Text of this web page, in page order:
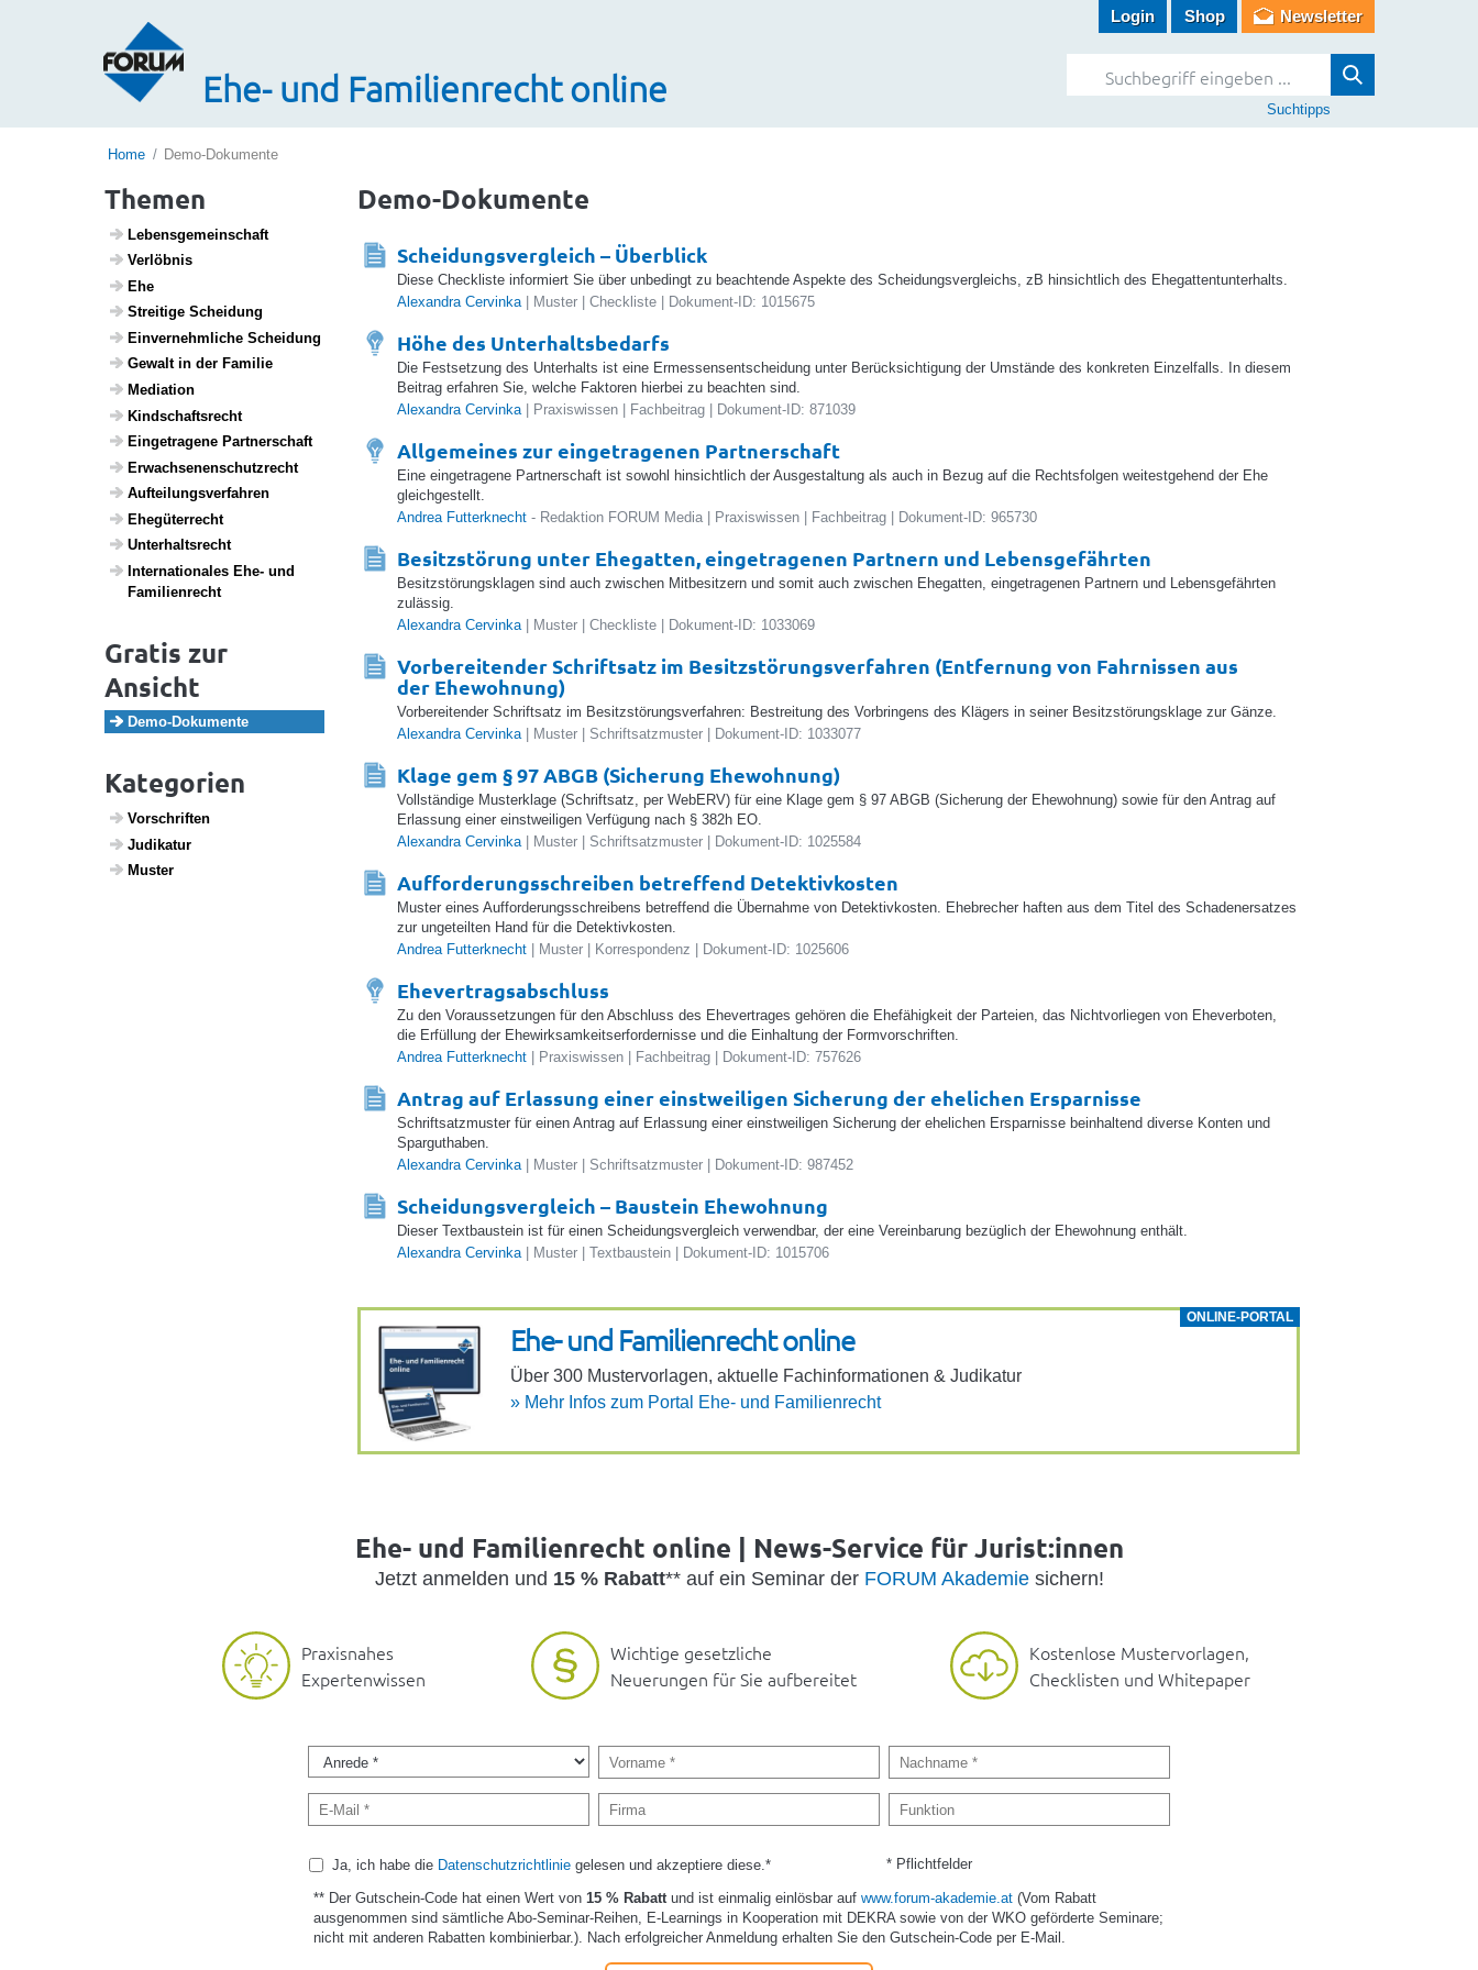
Ehe- und Familienrecht online
Login Shop Newsletter
Suchtipps
Home Demo-Dokumente
Themen
Lebens­ge­mein­schaft
Verlöbnis
Ehe
Strei­tige Schei­dung
Einver­nehm­liche Schei­dung
Gewalt in der Familie
Media­tion
Kind­s­chafts­recht
Einge­tra­gene Part­ner­schaft
Erwach­se­nen­schutz­recht
Auftei­lungs­ver­fahren
Ehegü­ter­recht
Unter­halts­recht
Inter­na­ti­o­nales Ehe- und
Fami­li­en­recht
Gratis zur
Ansicht
Demo-Doku­mente
Kategorien
Vorschriften
Judi­katur
Muster
Demo-Dokumente
Scheidungsvergleich – Überblick
Diese Checkliste informiert Sie über unbedingt zu beachtende Aspekte des Scheidungsvergleichs, zB hinsichtlich des Ehegattentunterhalts.
Alexandra Cervinka| Muster | Checkliste | Dokument-ID: 1015675
Höhe des Unterhaltsbedarfs
Die Festsetzung des Unterhalts ist eine Ermessensentscheidung unter Berücksichtigung der Umstände des konkreten Einzelfalls. In diesem
Beitrag erfahren Sie, welche Faktoren hierbei zu beachten sind.
Alexandra Cervinka| Praxiswissen | Fachbeitrag | Dokument-ID: 871039
Allgemeines zur eingetragenen Partnerschaft
Eine eingetragene Partnerschaft ist sowohl hinsichtlich der Ausgestaltung als auch in Bezug auf die Rechtsfolgen weitestgehend der Ehe
gleichgestellt.
Andrea Futterknecht - Redaktion FORUM Media | Praxiswissen | Fachbeitrag | Dokument-ID: 965730
Besitzstörung unter Ehegatten, eingetragenen Partnern und Lebensgefährten
Besitzstörungsklagen sind auch zwischen Mitbesitzern und somit auch zwischen Ehegatten, eingetragenen Partnern und Lebensgefährten
zulässig.
Alexandra Cervinka| Muster | Checkliste | Dokument-ID: 1033069
Vorbereitender Schriftsatz im Besitzstörungsverfahren (Entfernung von Fahrnissen aus
der Ehewohnung)
Vorbereitender Schriftsatz im Besitzstörungsverfahren: Bestreitung des Vorbringens des Klägers in seiner Besitzstörungsklage zur Gänze.
Alexandra Cervinka| Muster | Schriftsatzmuster | Dokument-ID: 1033077
Klage gem § 97 ABGB (Sicherung Ehewohnung)
Vollständige Musterklage (Schriftsatz, per WebERV) für eine Klage gem § 97 ABGB (Sicherung der Ehewohnung) sowie für den Antrag auf
Erlassung einer einstweiligen Verfügung nach § 382h EO.
Alexandra Cervinka| Muster | Schriftsatzmuster | Dokument-ID: 1025584
Aufforderungsschreiben betreffend Detektivkosten
Muster eines Aufforderungsschreibens betreffend die Übernahme von Detektivkosten. Ehebrecher haften aus dem Titel des Schadenersatzes
zur ungeteilten Hand für die Detektivkosten.
Andrea Futterknecht | Muster | Korrespondenz | Dokument-ID: 1025606
Ehevertragsabschluss
Zu den Voraussetzungen für den Abschluss des Ehevertrages gehören die Ehefähigkeit der Parteien, das Nichtvorliegen von Eheverboten,
die Erfüllung der Ehewirksamkeitserfordernisse und die Einhaltung der Formvorschriften.
Andrea Futterknecht | Praxiswissen | Fachbeitrag | Dokument-ID: 757626
Antrag auf Erlassung einer einstweiligen Sicherung der ehelichen Ersparnisse
Schriftsatzmuster für einen Antrag auf Erlassung einer einstweiligen Sicherung der ehelichen Ersparnisse beinhaltend diverse Konten und
Sparguthaben.
Alexandra Cervinka| Muster | Schriftsatzmuster | Dokument-ID: 987452
Scheidungsvergleich – Baustein Ehewohnung
Dieser Textbaustein ist für einen Scheidungsvergleich verwendbar, der eine Vereinbarung bezüglich der Ehewohnung enthält.
Alexandra Cervinka| Muster | Textbaustein | Dokument-ID: 1015706
ONLINE-PORTAL
Ehe- und Fami­li­en­recht online
Über 300 Muster­vor­lagen, aktu­elle Fach­in­for­ma­ti­onen & Judi­katur
» Mehr Infos zum Portal Ehe- und Fami­li­en­recht
Ehe- und Familienrecht online | News-Service für Jurist:innen
Jetzt anmelden und 15 % Rabatt** auf ein Seminar der FORUM Akademiesichern!
Praxisnahes
Expertenwissen
Wichtige gesetzliche
Neuerungen für Sie aufbereitet
Kostenlose Mustervorlagen,
Checklisten und Whitepaper
Ja, ich habe die Datenschutzrichtliniegelesen und akzeptiere diese.* * Pflichtfelder
** Der Gutschein-Code hat einen Wert von 15 % Rabattund ist einmalig einlösbar aufwww.forum-akademie.at (Vom Rabatt
ausgenommen sind sämtliche Abo-Seminar-Reihen, E-Learnings in Kooperation mit DEKRA sowie von der WKO geförderte Seminare;
nicht mit anderen Rabatten kombinierbar.). Nach erfolgreicher Anmeldung erhalten Sie den Gutschein-Code per E-Mail.